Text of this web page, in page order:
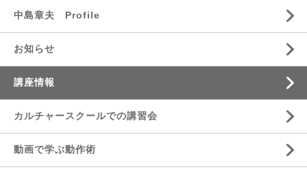
中島章夫 Profile
お知らせ
講座情報
カルチャースクールでの講習会
動画で学ぶ動作術